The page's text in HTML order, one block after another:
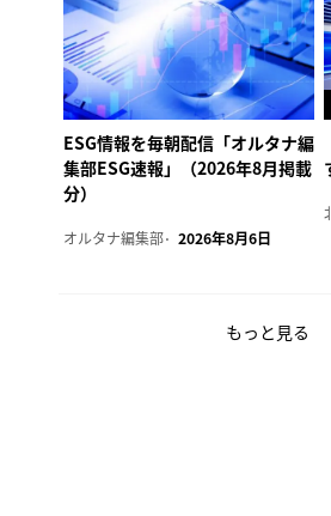
ESG情報を毎朝配信「オルタナ編
集部ESG速報」（2026年8月掲載
分）
オルタナ編集部 2026年8月6日
もっと見る